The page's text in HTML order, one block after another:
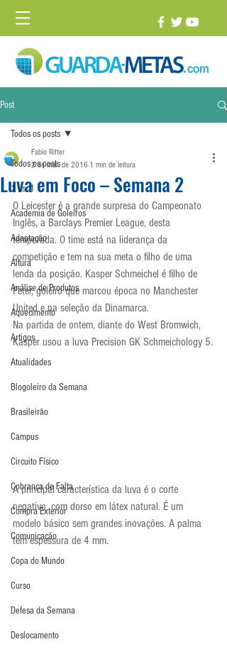
Post
Todos os posts
1 vs. 1
Academia de Goleiros
Adaptação
Altura
Análise de Produtos
Aquecimento
Artigos
Atualidades
Blogoleiro da Semana
Brasileirão
Campus
Circuito Físico
Cobrança de Falta
Compra Exterior
Comunicação
Copa do Mundo
Curso
Defesa da Semana
Deslocamento
Todos os posts
Luva em Foco – Semana 2
Fabio Ritter
2 de mar. de 2016 1 min de leitura
O Leicester é a grande surpresa do Campeonato
Inglês, a Barclays Premier League, desta
temporada. O time está na liderança da
competição e tem na sua meta o filho de uma
lenda da posição. Kasper Schmeichel é filho de
Peter, goleiro que marcou época no Manchester
United e na seleção da Dinamarca.
Na partida de ontem, diante do West Bromwich,
Kasper usou a luva Precision GK Schmeichology 5.
A principal característica da luva é o corte
negativo, com dorso em látex natural. É um
modelo básico sem grandes inovações. A palma
tem espessura de 4 mm.